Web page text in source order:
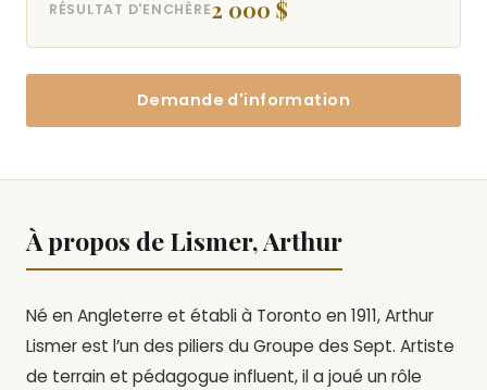
RÉSULTAT D'ENCHÈRE2 000 $
Demande d'information
À propos de Lismer, Arthur
Né en Angleterre et établi à Toronto en 1911, Arthur
Lismer est l’un des piliers du Groupe des Sept. Artiste
de terrain et pédagogue influent, il a joué un rôle